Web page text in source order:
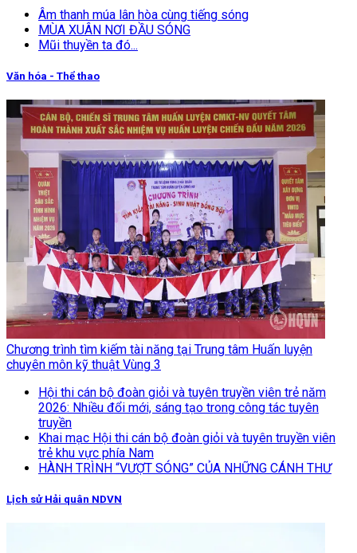
Âm thanh múa lân hòa cùng tiếng sóng
MÙA XUÂN NƠI ĐẦU SÓNG
Mũi thuyền ta đó...
Văn hóa - Thể thao
Chương trình tìm kiếm tài năng tại Trung tâm Huấn luyện
chuyên môn kỹ thuật Vùng 3
Hội thi cán bộ đoàn giỏi và tuyên truyền viên trẻ năm
2026: Nhiều đổi mới, sáng tạo trong công tác tuyên
truyền
Khai mạc Hội thi cán bộ đoàn giỏi và tuyên truyền viên
trẻ khu vực phía Nam
HÀNH TRÌNH “VƯỢT SÓNG” CỦA NHỮNG CÁNH THƯ
Lịch sử Hải quân NDVN